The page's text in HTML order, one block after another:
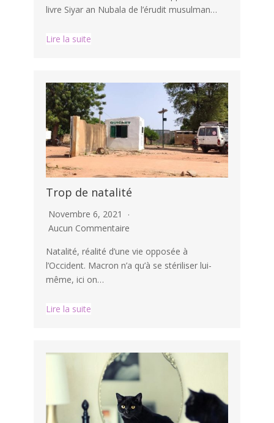
livre Siyar an Nubala de l’érudit musulman…
Lire la suite
Trop de natalité
Novembre 6, 2021
Aucun Commentaire
Natalité, réalité d’une vie opposée à
l’Occident. Macron n’a qu’à se stériliser lui-
même, ici on…
Lire la suite